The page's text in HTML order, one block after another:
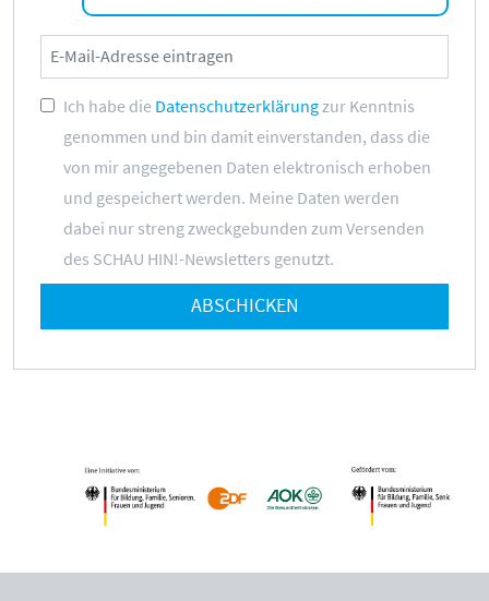
Ich habe die Datenschutzerklärungzur Kenntnis
genommen und bin damit einverstanden, dass die
von mir angegebenen Daten elektronisch erhoben
und gespeichert werden. Meine Daten werden
dabei nur streng zweckgebunden zum Versenden
des SCHAU HIN!-Newsletters genutzt.
ABSCHICKEN